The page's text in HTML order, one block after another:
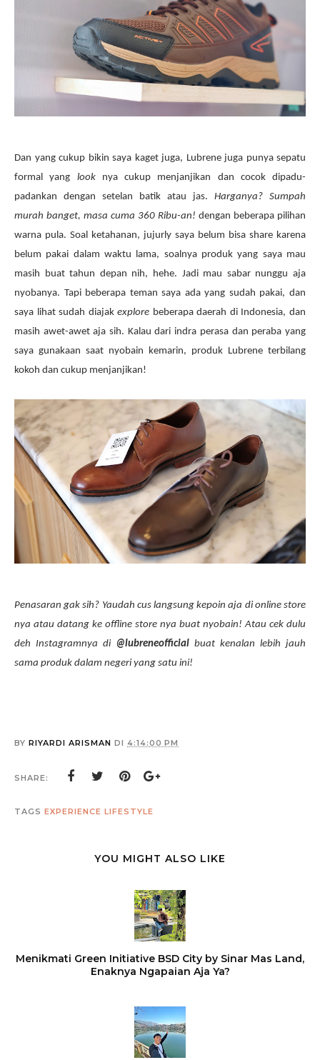
Dan yang cukup bikin saya kaget juga, Lubrene juga punya sepatu
formal yang looknya cukup menjanjikan dan cocok dipadu-
padankan dengan setelan batik atau jas. Harganya? Sumpah
murah banget, masa cuma 360 Ribu-an! dengan beberapa pilihan
warna pula. Soal ketahanan, jujurly saya belum bisa share karena
belum pakai dalam waktu lama, soalnya produk yang saya mau
masih buat tahun depan nih, hehe. Jadi mau sabar nunggu aja
nyobanya. Tapi beberapa teman saya ada yang sudah pakai, dan
saya lihat sudah diajakexplore beberapa daerah di Indonesia, dan
masih awet-awet aja sih. Kalau dari indra perasa dan peraba yang
saya gunakaan saat nyobain kemarin, produk Lubrene terbilang
kokoh dan cukup menjanjikan!
Penasaran gak sih? Yaudah cus langsung kepoin aja di online store
nya atau datang ke offline store nya buat nyobain! Atau cek dulu
deh Instagramnya di @lubreneofficial buat kenalan lebih jauh
sama produk dalam negeri yang satu ini!
BY RIYARDI ARISMAN DI 4:14:00 PM
SHARE:
TAGS EXPERIENCE LIFESTYLE
YOU MIGHT ALSO LIKE
Menikmati Green Initiative BSD City by Sinar Mas Land,
Enaknya Ngapaian Aja Ya?